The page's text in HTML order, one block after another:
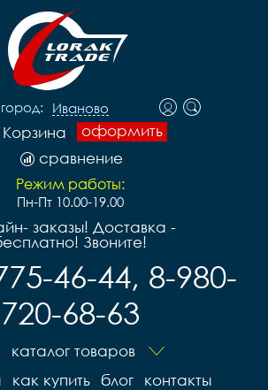
Иваново
оформить
Корзина
сравнение
Режим работы:
Пн-Пт 10.00-19.00
заказы! Доставка -
Звоните!
46-44, 8-980-
720-68-63
каталог товаров
контакты
блог
как купить